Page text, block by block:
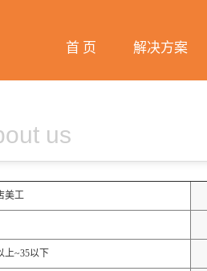
首 页 解决方案
us
美工
上~35以下